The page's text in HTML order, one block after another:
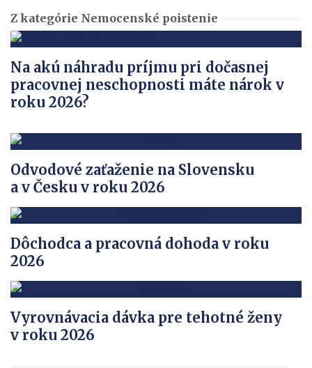
Z kategórie Nemocenské poistenie
Na akú náhradu príjmu pri dočasnej
pracovnej neschopnosti máte nárok v
roku 2026?
Odvodové zaťaženie na Slovensku
a v Česku v roku 2026
Dôchodca a pracovná dohoda v roku
2026
Vyrovnávacia dávka pre tehotné ženy
v roku 2026